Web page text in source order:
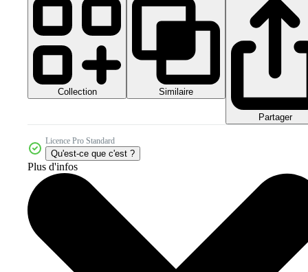
Collection Similaire
Partager
Licence Pro Standard
Qu'est-ce que c'est ?
Plus d'infos